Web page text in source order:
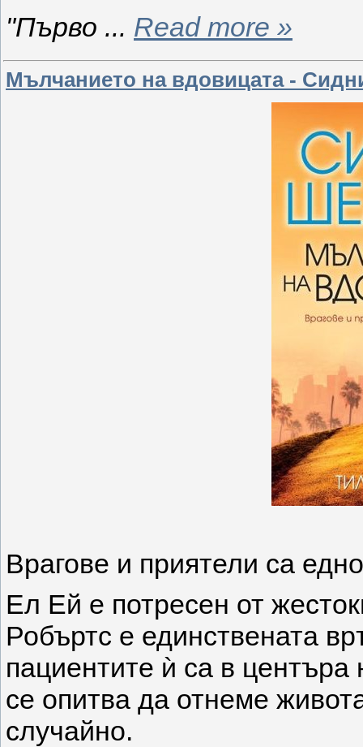
"Първо ... Read more »
Мълчанието на вдовицата -
‌Врагове и приятели са
Ел Ей е потресен от
Робъртс е единствената
пациентите ѝ са в
се опитва да отнеме
случайно.